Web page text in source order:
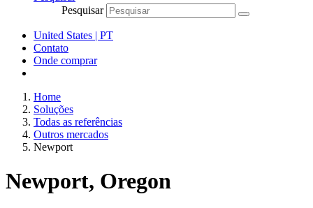
Pesquisar
United States | PT
Contato
Onde comprar
Home
Soluções
Todas as referências
Outros mercados
Newport
Newport, Oregon